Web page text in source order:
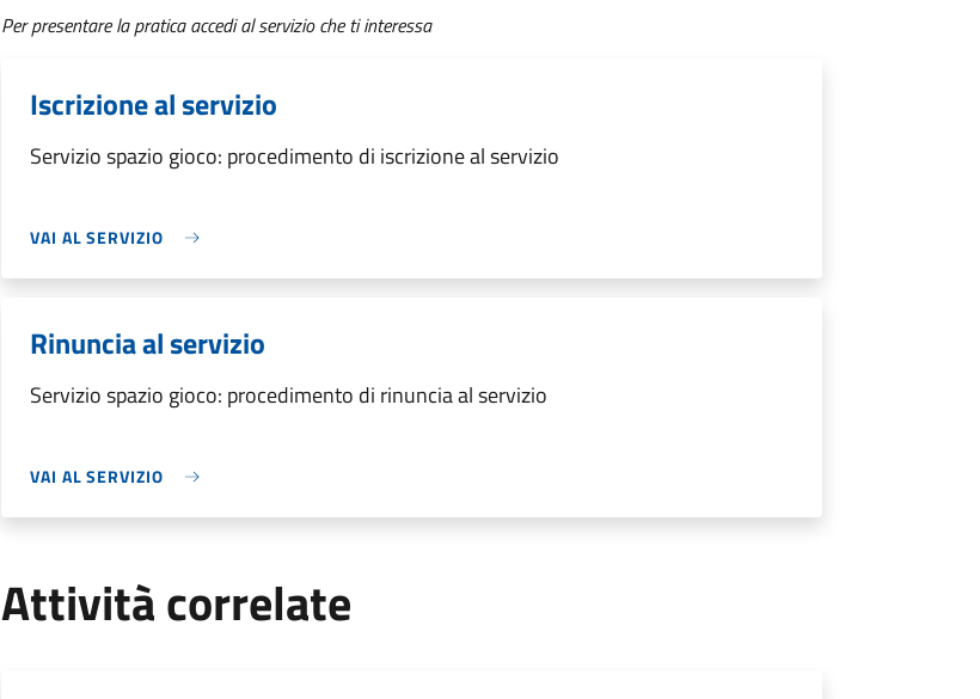
Per presentare la pratica accedi al servizio che ti interessa
Iscrizione al servizio
Servizio spazio gioco: procedimento di iscrizione al servizio
VAI AL SERVIZIO
Rinuncia al servizio
Servizio spazio gioco: procedimento di rinuncia al servizio
VAI AL SERVIZIO
Attività correlate